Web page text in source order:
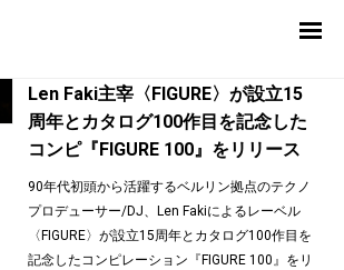
Len Faki主宰〈FIGURE〉が設立15
周年とカタログ100作目を記念した
コンピ『FIGURE 100』をリリース
90年代初頭から活躍するベルリン拠点のテクノ
プロデューサー/DJ、Len Fakiによるレーベル
〈FIGURE〉が設立15周年とカタログ100作目を
記念したコンピレーション『FIGURE 100』をリ
News
Interview
Report